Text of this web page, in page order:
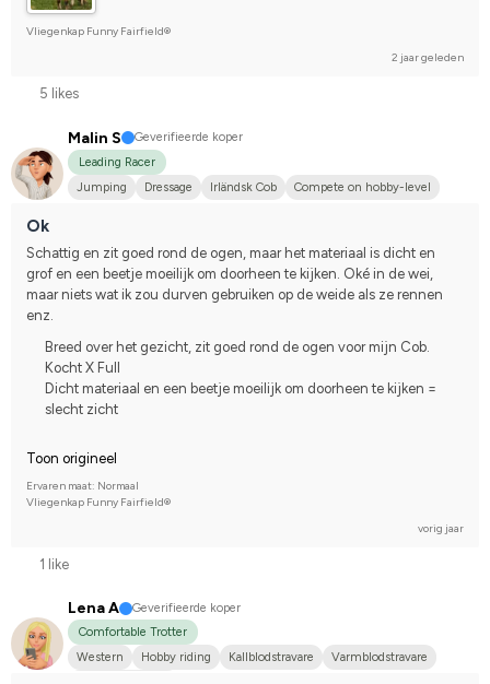
Vliegenkap Funny Fairfield®
2 jaar geleden
5 likes
Malin S
Geverifieerde koper
Leading Racer
Jumping
Dressage Irländsk Cob Compete on hobby-level
Ok
Schattig en zit goed rond de ogen, maar het materiaal is dicht en
grof en een beetje moeilijk om doorheen te kijken. Oké in de wei,
maar niets wat ik zou durven gebruiken op de weide als ze rennen
enz.
Breed over het gezicht, zit goed rond de ogen voor mijn Cob.
Kocht X Full
Dicht materiaal en een beetje moeilijk om doorheen te kijken =
slecht zicht
Toon origineel
Ervaren maat: Normaal
Vliegenkap Funny Fairfield®
vorig jaar
1 like
Lena A
Geverifieerde koper
Comfortable Trotter
Western
Hobby riding Kallblodstravare
Varmblodstravare